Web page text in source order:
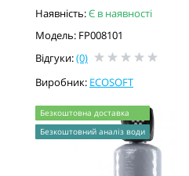
Наявність:Є в наявності
Модель: FP008101
Відгуки:(0)
Виробник: ECOSOFT
Безкоштовна доставка
Безкоштовний аналіз води